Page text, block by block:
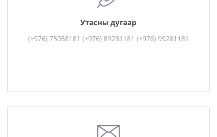
Утасны дугаар
(+976) 75058181 (+976) 89281181 (+976) 99281181